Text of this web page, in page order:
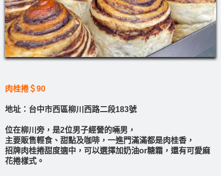
肉桂捲＄90
地址：台中市西區柳川西路二段183號
位在柳川旁，是2位男子經營⁣的啢男，
主要販售輕食、甜點及咖啡，⁣一進門滿滿都是肉桂香，
招牌肉桂捲甜度適中，可以選擇加奶油or糖霜，還有可愛麻
花捲樣式。